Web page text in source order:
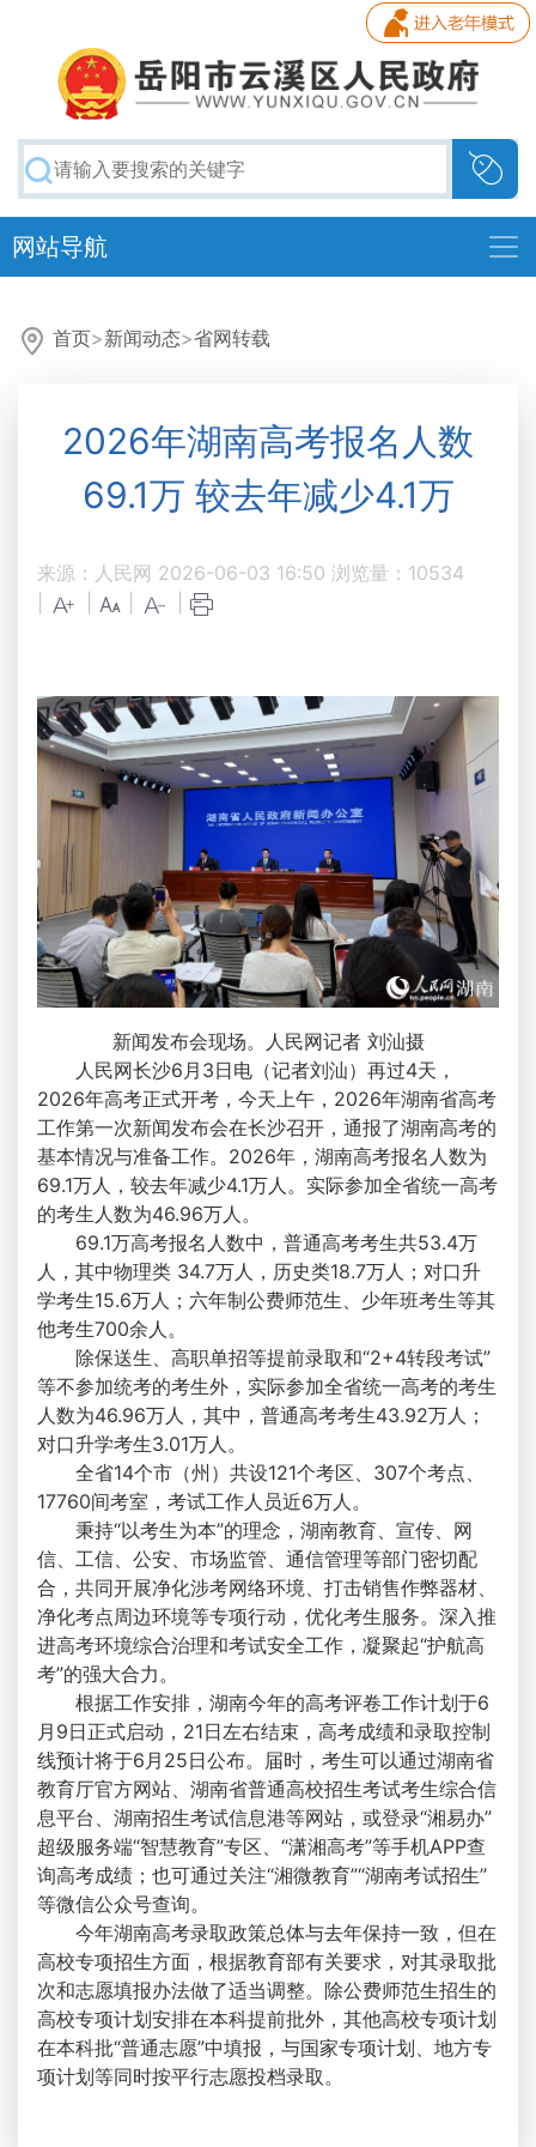
网站导航
首页>新闻动态>省网转载
2026年湖南高考报名人数
69.1万 较去年减少4.1万
来源：人民网 2026-06-03 16:50 浏览量： 10534
新闻发布会现场。人民网记者 刘汕摄
人民网长沙6月3日电（记者刘汕）再过4天，
2026年高考正式开考，今天上午，2026年湖南省高考
工作第一次新闻发布会在长沙召开，通报了湖南高考的
基本情况与准备工作。2026年，湖南高考报名人数为
69.1万人，较去年减少4.1万人。实际参加全省统一高考
的考生人数为46.96万人。
69.1万高考报名人数中，普通高考考生共53.4万
人，其中物理类 34.7万人，历史类18.7万人；对口升
学考生15.6万人；六年制公费师范生、少年班考生等其
他考生700余人。
除保送生、高职单招等提前录取和“2+4转段考试”
等不参加统考的考生外，实际参加全省统一高考的考生
人数为46.96万人，其中，普通高考考生43.92万人；
对口升学考生3.01万人。
全省14个市（州）共设121个考区、307个考点、
17760间考室，考试工作人员近6万人。
秉持“以考生为本”的理念，湖南教育、宣传、网
信、工信、公安、市场监管、通信管理等部门密切配
合，共同开展净化涉考网络环境、打击销售作弊器材、
净化考点周边环境等专项行动，优化考生服务。深入推
进高考环境综合治理和考试安全工作，凝聚起“护航高
考”的强大合力。
根据工作安排，湖南今年的高考评卷工作计划于6
月9日正式启动，21日左右结束，高考成绩和录取控制
线预计将于6月25日公布。届时，考生可以通过湖南省
教育厅官方网站、湖南省普通高校招生考试考生综合信
息平台、湖南招生考试信息港等网站，或登录“湘易办”
超级服务端“智慧教育”专区、“潇湘高考”等手机APP查
询高考成绩；也可通过关注“湘微教育”“湖南考试招生”
等微信公众号查询。
今年湖南高考录取政策总体与去年保持一致，但在
高校专项招生方面，根据教育部有关要求，对其录取批
次和志愿填报办法做了适当调整。除公费师范生招生的
高校专项计划安排在本科提前批外，其他高校专项计划
在本科批“普通志愿”中填报，与国家专项计划、地方专
项计划等同时按平行志愿投档录取。